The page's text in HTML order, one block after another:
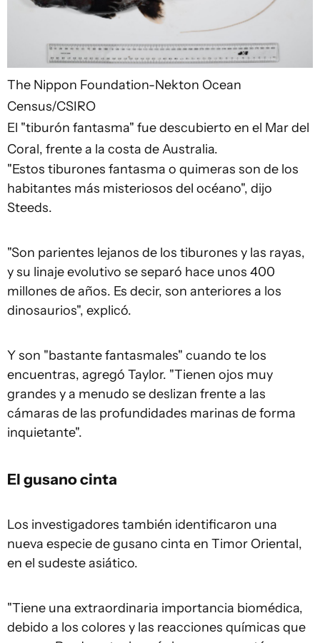
The Nippon Foundation-Nekton Ocean
Census/CSIRO
El "tiburón fantasma" fue descubierto en el Mar del
Coral, frente a la costa de Australia.
"Estos tiburones fantasma o quimeras son de los
habitantes más misteriosos del océano", dijo
Steeds.
"Son parientes lejanos de los tiburones y las rayas,
y su linaje evolutivo se separó hace unos 400
millones de años. Es decir, son anteriores a los
dinosaurios", explicó.
Y son "bastante fantasmales" cuando te los
encuentras, agregó Taylor. "Tienen ojos muy
grandes y a menudo se deslizan frente a las
cámaras de las profundidades marinas de forma
inquietante".
El gusano cinta
Los investigadores también identificaron una
nueva especie de gusano cinta en Timor Oriental,
en el sudeste asiático.
"Tiene una extraordinaria importancia biomédica,
debido a los colores y las reacciones químicas que